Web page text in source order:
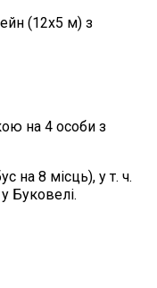
(12х5 м) з
на 4 особи з
на 8 місць), у т. ч.
Буковелі.